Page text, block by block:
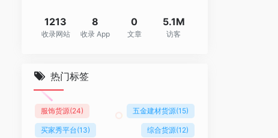
1213
收录网站
8
收录 App
0
文章
5.1M
访客
热门标签
服饰货源(24) 五金建材货源(15)
买家秀平台(13) 综合货源(12)